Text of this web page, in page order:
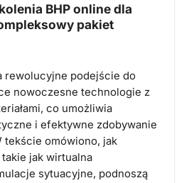
BHP online dla
pakiet
rewolucyjne podejście do
nowoczesne technologie z
co umożliwia
i efektywne zdobywanie
tekście omówiono, jak
jak wirtualna
sytuacyjne, podnoszą